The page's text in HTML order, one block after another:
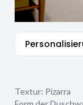
Textur: Pizarra